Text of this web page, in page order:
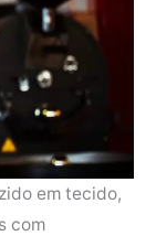
em tecido,
com